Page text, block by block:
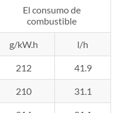
El consumo de
combustible
g/kW.h l/h
212 41.9
210 31.1